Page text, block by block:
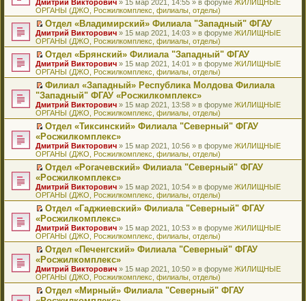
ю
б
щ
е
н
и
ю
м
у
с
о
о
б
щ
е
н
и
ю
т
а
н
н
о
м
у
с
о
о
б
щ
е
н
и
ю
п
р
о
ч
и
т
а
н
н
о
м
у
с
о
о
б
щ
е
н
и
ю
о
м
у
н
е
п
р
о
ч
и
т
а
н
н
о
м
у
с
о
о
б
щ
е
н
и
ю
к
п
е
р
в
о
м
у
н
е
п
р
о
ч
и
т
а
н
н
о
м
у
с
о
о
б
щ
е
н
и
ю
р
е
й
т
и
к
п
е
р
в
о
м
у
н
е
п
р
о
ч
и
т
а
н
н
о
м
у
с
о
о
б
щ
е
н
и
ю
Дмитрий Викторович » 15 мар 2021, 14:55 » в форуме ЖИЛИЩНЫЕ
ОРГАНЫ (ДЖО, Росжилкомплекс, филиалы, отделы)
П
е
р
е
й
т
и
к
п
е
р
в
о
м
у
н
е
п
р
о
ч
и
т
а
н
н
о
м
у
с
о
о
б
Отдел «Владимирский» Филиала "Западный" ФГАУ
Дмитрий Викторович » 15 мар 2021, 14:03 » в форуме ЖИЛИЩНЫЕ
ОРГАНЫ (ДЖО, Росжилкомплекс, филиалы, отделы)
П
е
р
е
й
т
и
к
п
е
р
в
о
м
у
н
е
п
р
о
ч
и
т
а
н
н
о
м
у
с
Отдел «Брянский» Филиала "Западный" ФГАУ
Дмитрий Викторович » 15 мар 2021, 14:01 » в форуме ЖИЛИЩНЫЕ
ОРГАНЫ (ДЖО, Росжилкомплекс, филиалы, отделы)
П
е
р
е
й
т
к
п
е
р
о
м
у
н
п
р
о
ч
т
а
н
н
Филиал «Западный» Республика Молдова Филиала
"Западный" ФГАУ «Росжилкомплекс»
Дмитрий Викторович » 15 мар 2021, 13:58 » в форуме ЖИЛИЩНЫЕ
ОРГАНЫ (ДЖО, Росжилкомплекс, филиалы, отделы)
П
р
е
й
т
к
п
е
р
о
м
у
н
п
р
о
ч
Отдел «Тиксинский» Филиала "Северный" ФГАУ
«Росжилкомплекс»
Дмитрий Викторович » 15 мар 2021, 10:56 » в форуме ЖИЛИЩНЫЕ
ОРГАНЫ (ДЖО, Росжилкомплекс, филиалы, отделы)
П
р
е
й
т
к
п
е
р
о
м
у
н
Отдел «Рогачевский» Филиала "Северный" ФГАУ
«Росжилкомплекс»
Дмитрий Викторович » 15 мар 2021, 10:54 » в форуме ЖИЛИЩНЫЕ
ОРГАНЫ (ДЖО, Росжилкомплекс, филиалы, отделы)
П
р
е
й
т
к
п
е
р
Отдел «Гаджиевский» Филиала "Северный" ФГАУ
«Росжилкомплекс»
Дмитрий Викторович » 15 мар 2021, 10:53 » в форуме ЖИЛИЩНЫЕ
ОРГАНЫ (ДЖО, Росжилкомплекс, филиалы, отделы)
П
р
е
й
т
Отдел «Печенгский» Филиала "Северный" ФГАУ
«Росжилкомплекс»
Дмитрий Викторович » 15 мар 2021, 10:50 » в форуме ЖИЛИЩНЫЕ
ОРГАНЫ (ДЖО, Росжилкомплекс, филиалы, отделы)
П
Отдел «Мирный» Филиала "Северный" ФГАУ